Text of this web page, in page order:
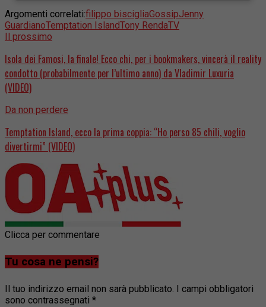
Argomenti correlati:filippo biscigliaGossipJenny
GuardianoTemptation IslandTony RendaTV
Il prossimo
Isola dei Famosi, la finale! Ecco chi, per i bookmakers, vincerà il reality
condotto (probabilmente per l’ultimo anno) da Vladimir Luxuria
(VIDEO)
Da non perdere
Temptation Island, ecco la prima coppia: “Ho perso 85 chili, voglio
divertirmi” (VIDEO)
Clicca per commentare
Tu cosa ne pensi?
Il tuo indirizzo email non sarà pubblicato.
I campi obbligatori
sono contrassegnati *